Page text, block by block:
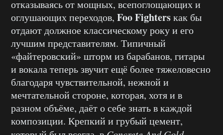
отказываясь от мощных, всепоглощающих и
оглушающих переходов, Foo Fightersкак бы
отдают должное классическому року и его
лучшим представителям. Типичный
«файтеровский» шторм из барабанов, гитары
и вокала теперь звучит ещё более тяжеловесно
благодаря чувствительной, нежной и
мечтательной стороне, которая, хотя и в
разном объёме, даёт о себе знать в каждой
композиции. Крепкий и грубый цемент,